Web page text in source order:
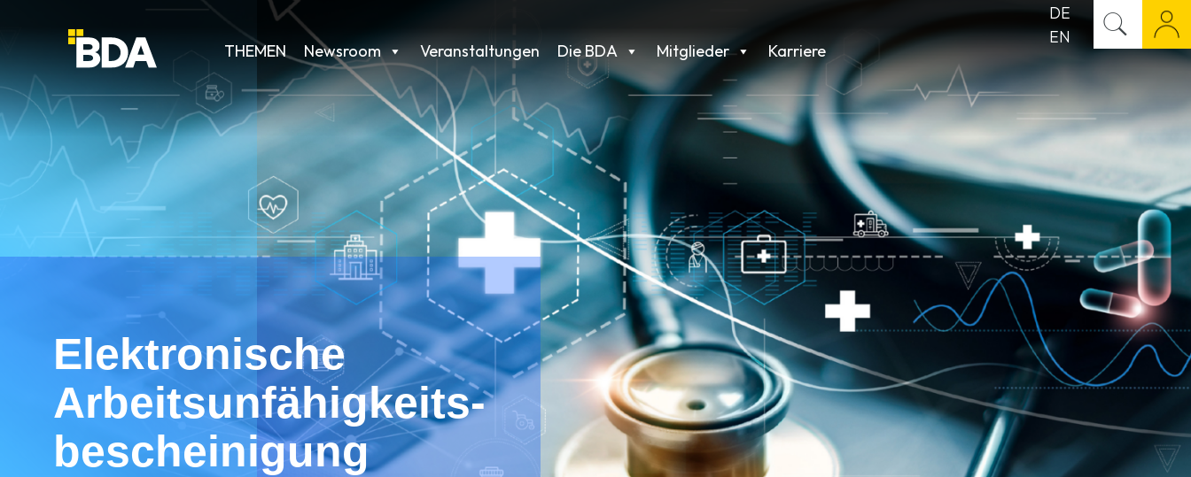
THEMEN Newsroom Veranstaltungen Die BDA Mitglieder Karriere
DE
EN
Elektronische
Arbeitsunfähigkeits-
bescheinigung